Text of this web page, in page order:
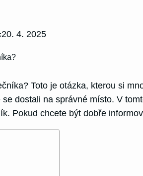
20. 4. 2025
Toto je otázka, kterou si
dostali na správné místo. V
Pokud chcete být dobře